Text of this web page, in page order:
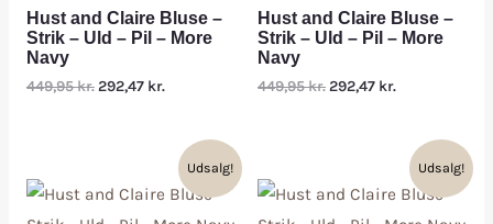
Hust and Claire Bluse –
Strik – Uld – Pil – More
Navy
449,95kr.292,47 kr.
Hust and Claire Bluse –
Strik – Uld – Pil – More
Navy
449,95kr.292,47 kr.
Udsalg! Udsalg!